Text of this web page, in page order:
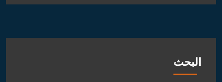
الفلكية
البحث